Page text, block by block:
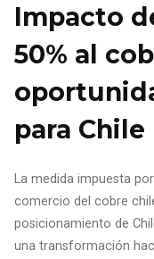
Impacto
50% al
para Chile
La medida impuesta
comercio del cobre
posicionamiento de
una transformación